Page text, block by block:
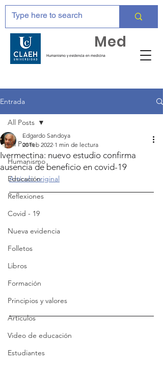
Humanismo y evidencia en medicina
Med
Entrada
All Posts
Humanismo
Educación
Reflexiones
Covid - 19
Nueva evidencia
Folletos
Libros
Formación
Principios y valores
Artículos
Video de educación
Estudiantes
All Posts
Ivermectina: nuevo estudio confirma
ausencia de beneficio en covid-19
Edgardo Sandoya
20 feb 2022 1 min de lectura
Artículo original